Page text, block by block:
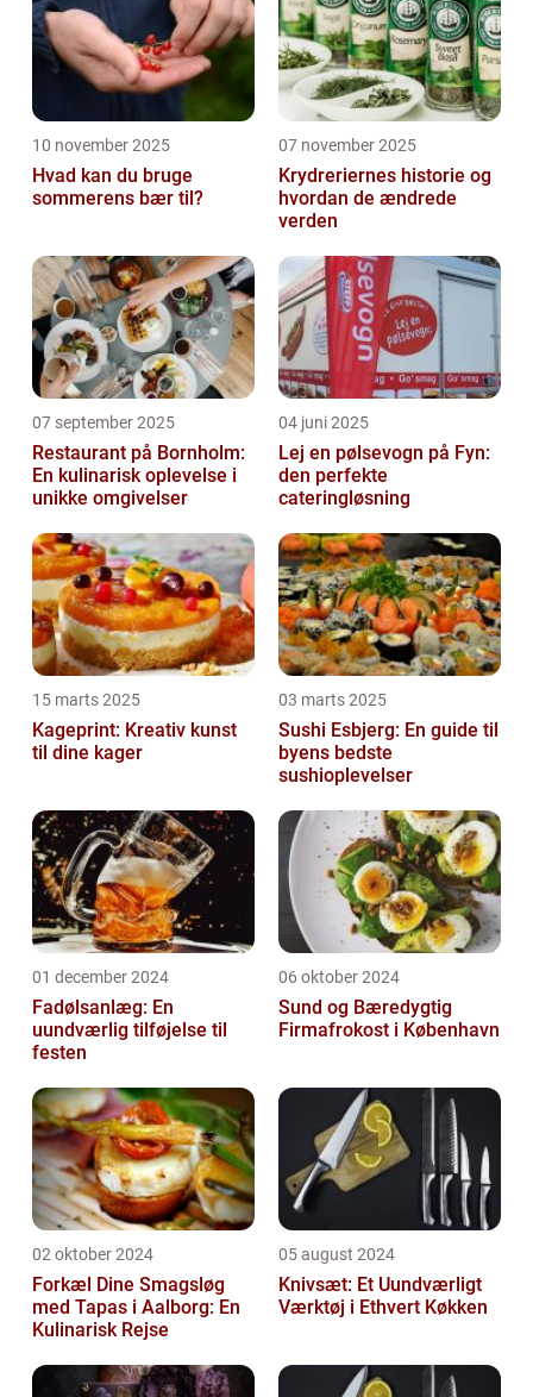
10 november 2025
Hvad kan du bruge
sommerens bær til?
07 november 2025
Krydreriernes historie og
hvordan de ændrede
verden
07 september 2025
Restaurant på Bornholm:
En kulinarisk oplevelse i
unikke omgivelser
04 juni 2025
Lej en pølsevogn på Fyn:
den perfekte
cateringløsning
15 marts 2025
Kageprint: Kreativ kunst
til dine kager
03 marts 2025
Sushi Esbjerg: En guide til
byens bedste
sushioplevelser
01 december 2024
Fadølsanlæg: En
uundværlig tilføjelse til
festen
06 oktober 2024
Sund og Bæredygtig
Firmafrokost i København
02 oktober 2024
Forkæl Dine Smagsløg
med Tapas i Aalborg: En
Kulinarisk Rejse
05 august 2024
Knivsæt: Et Uundværligt
Værktøj i Ethvert Køkken